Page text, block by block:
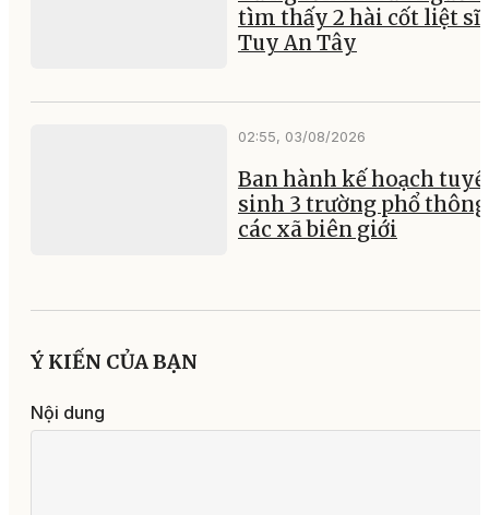
tìm thấy 2 hài cốt liệt sĩ
Tuy An Tây
02:55, 03/08/2026
Ban hành kế hoạch
sinh 3 trường phổ
các xã biên giới
Ý KIẾN CỦA BẠN
Nội dung